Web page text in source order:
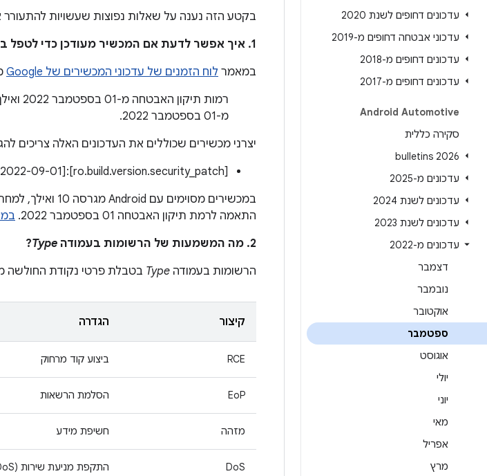
עדכונים דחופים לשנת 2020
עדכוני אבטחה דחופים מ-2019
עדכונים דחופים מ-2018
עדכונים דחופים מ-2017
Android Automotive
סקירה כללית
2026 bulletins
עדכונים מ-2025
עדכונים לשנת 2024
עדכונים לשנת 2023
עדכונים מ-2022
דצמבר
נובמבר
אוקטובר
ספטמבר
אוגוסט
יולי
יוני
מאי
אפריל
מרץ
בקטע הזה נענה על שאלות נפוצות שעשויות להתעורר
1. איך אפשר לדעת אם המכשיר מעודכן כדי לטפל בבעיות האלה?
במאמר לוח הזמנים של עדכוני המכשירים של Google
רמות
מ-01 בספטמבר 2022.
יצרני מכשירים שכוללים את העדכונים האלה צריכים
[ro.build.version.security_patch]:‏[2022-09-01]
התאמה לרמת תיקון האבטחה 01 בספטמבר 2022.
2. מה המשמעות של הרשומות בעמודה
Type
?
הרשומות בעמודה Type בטבלת פרטי נקודת החולשה
קיצור הגדרה
RCE ביצוע קוד מרחוק
EoP הסלמת הרשאות
מזהה חשיפת מידע
DoS התקפת מניעת שירות (DoS)